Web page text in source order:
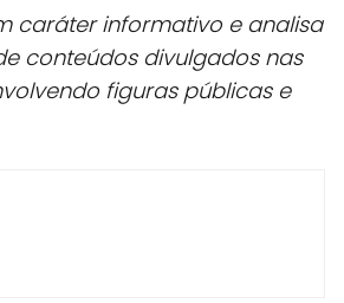
caráter informativo e analisa
conteúdos divulgados nas
figuras públicas e